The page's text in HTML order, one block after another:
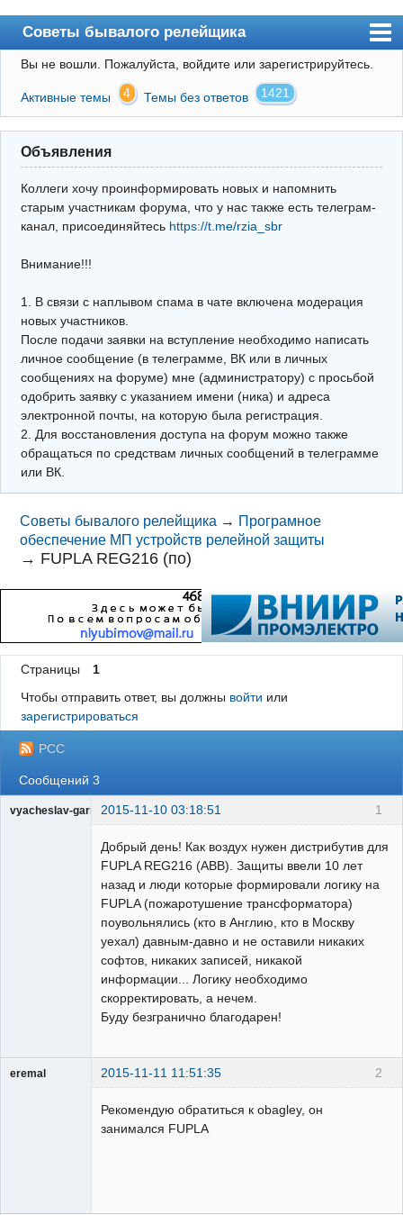
Советы бывалого релейщика
Форум
Правила
Поиск
Регистрация
Архив
Почта
Поиск релейщика
Видео РЗиА
Фотохостинг
Телеграм
Вы не вошли. Пожалуйста, войдите или зарегистрируйтесь.
Активные темы 4 Темы без ответов 1421
Объявления
Коллеги хочу проинформировать новых и напомнить
старым участникам форума, что у нас также есть телеграм-
канал, присоединяйтесь https://t.me/rzia_sbr
Внимание!!!
1. В связи с наплывом спама в чате включена модерация
новых участников.
После подачи заявки на вступление необходимо написать
личное сообщение (в телеграмме, ВК или в личных
сообщениях на форуме) мне (администратору) с просьбой
одобрить заявку с указанием имени (ника) и адреса
электронной почты, на которую была регистрация.
2. Для восстановления доступа на форум можно также
обращаться по средствам личных сообщений в телеграмме
или ВК.
Советы бывалого релейщика → Програмное
обеспечение МП устройств релейной защиты
→ FUPLA REG216 (по)
Страницы
1
Чтобы отправить ответ, вы должны войти или
зарегистрироваться
РСС
Сообщений 3
1
vyacheslav-garimyko2015-11-10 03:18:51
Добрый день! Как воздух нужен дистрибутив для
FUPLA REG216 (ABB). Защиты ввели 10 лет
назад и люди которые формировали логику на
FUPLA (пожаротушение трансформатора)
поувольнялись (кто в Англию, кто в Москву
уехал) давным-давно и не оставили никаких
софтов, никаких записей, никакой
информации... Логику необходимо
скорректировать, а нечем.
Буду безгранично благодарен!
2
eremal 2015-11-11 11:51:35
Рекомендую обратиться к obagley, он
занимался FUPLA